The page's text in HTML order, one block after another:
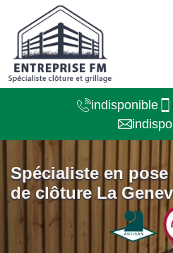
indisponible
Spécialiste en
de clôture La